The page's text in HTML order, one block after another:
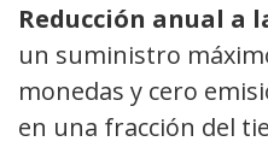
Reducción anual a
un suministro
monedas y cero
en una fracción del